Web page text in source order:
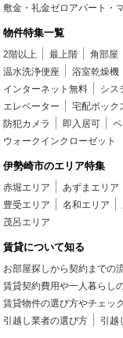
敷金・礼金ゼロアパート・
物件特集一覧
2階以上 最上階 角部屋
温水洗浄便座
浴室乾燥機
インターネット無料
シス
エレベーター
宅配ボック
防犯カメラ
即入居可
ウォークインクローゼット
伊勢崎市のエリア特集
赤堀エリア あずまエリア
豊受エリア
名和エリア
茂呂エリア
賃貸について知る
お部屋探しから契約までの
賃貸契約費用や一人暮らし
賃貸物件の選び方やチェッ
引越し業者の選び方
引越